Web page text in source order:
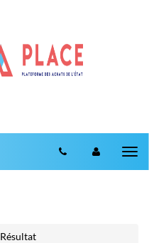
Résultat